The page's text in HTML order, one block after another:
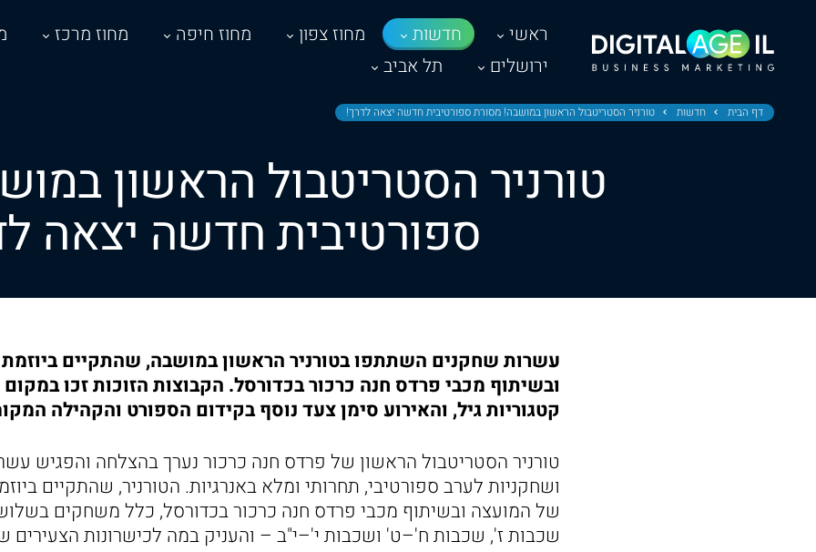
ראשי חדשות מחוז צפון מחוז חיפה מחוז מרכז
ירושלים
תל אביב
דף הבית חדשות טורניר הסטריטבול הראשון במושבה! מסורת ספורטיבית חדשה יצאה לדרך!
טורניר הסטריטבול הראשון
ספורטיבית חדשה יצאה
עשרות שחקנים השתתפו בטורניר הראשון במושבה, שהתקיים
ובשיתוף מכבי פרדס חנה כרכור בכדורסל. הקבוצות הזוכות זכו
קטגוריות גיל, והאירוע סימן צעד נוסף בקידום הספורט והקהילה
טורניר הסטריטבול הראשון של פרדס חנה כרכור נערך בהצלחה והפגיש
ושחקניות לערב ספורטיבי, תחרותי ומלא באנרגיות. הטורניר, שהתקיים
של המועצה ובשיתוף מכבי פרדס חנה כרכור בכדורסל, כלל משחקים
שכבות ז', שכבות ח'–ט' ושכבות י'–י"ב – והעניק במה לכישרונות